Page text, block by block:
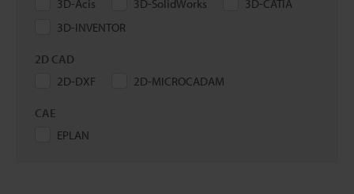
3D-Acis
3D-SolidWorks
3D-CATIA
3D-INVENTOR
2D CAD
2D-DXF
2D-MICROCADAM
CAE
EPLAN